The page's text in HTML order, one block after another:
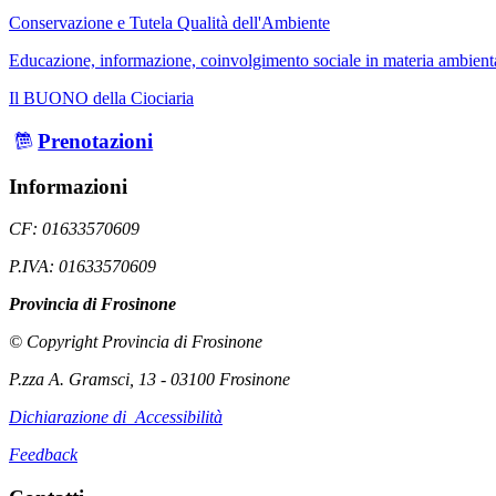
Conservazione e Tutela Qualità dell'Ambiente
Educazione, informazione, coinvolgimento sociale in materia
Il BUONO della Ciociaria
Prenotazioni
Informazioni
CF: 01633570609
P.IVA: 01633570609
Provincia di Frosinone
© Copyright Provincia di Frosinone
P.zza A. Gramsci, 13 - 03100 Frosinone
Dichiarazione di Accessibilità
Feedback